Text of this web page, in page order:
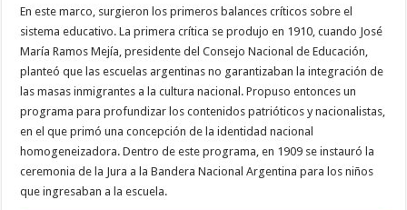
En este marco, surgieron los primeros balances críticos sobre el
sistema educativo. La primera crítica se produjo en 1910, cuando José
María Ramos Mejía, presidente del Consejo Nacional de Educación,
planteó que las escuelas argentinas no garantizaban la integración de
las masas inmigrantes a la cultura nacional. Propuso entonces un
programa para profundizar los contenidos patrióticos y nacionalistas,
en el que primó una concepción de la identidad nacional
homogeneizadora. Dentro de este programa, en 1909 se instauró la
ceremonia de la Jura a la Bandera Nacional Argentina para los niños
que ingresaban a la escuela.